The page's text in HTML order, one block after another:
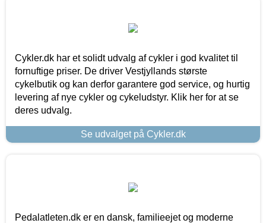
Cykler.dk har et solidt udvalg af cykler i god kvalitet til
fornuftige priser. De driver Vestjyllands største
cykelbutik og kan derfor garantere god service, og hurtig
levering af nye cykler og cykeludstyr. Klik her for at se
deres udvalg.
Se udvalget på Cykler.dk
Pedalatleten.dk er en dansk, familieejet og moderne